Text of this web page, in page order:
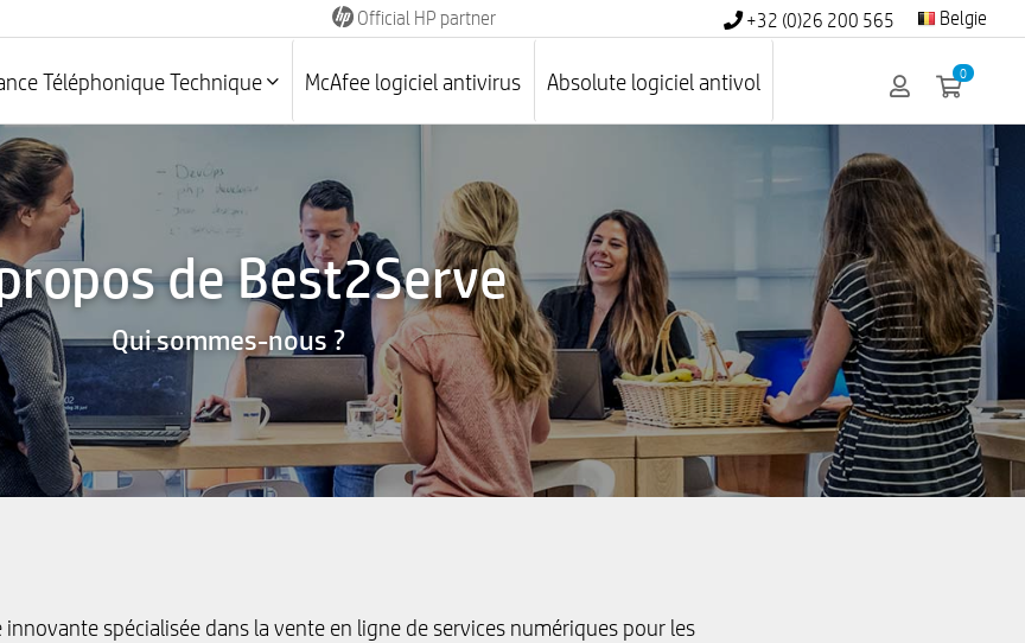
Official HP partner +32 (0)26 200 565 Belgie
Téléphonique Technique McAfee logiciel antivirus Absolute logiciel antivol 0
de Best2Serve
Qui sommes-nous ?
spécialisée dans la vente en ligne de services numériques pour les